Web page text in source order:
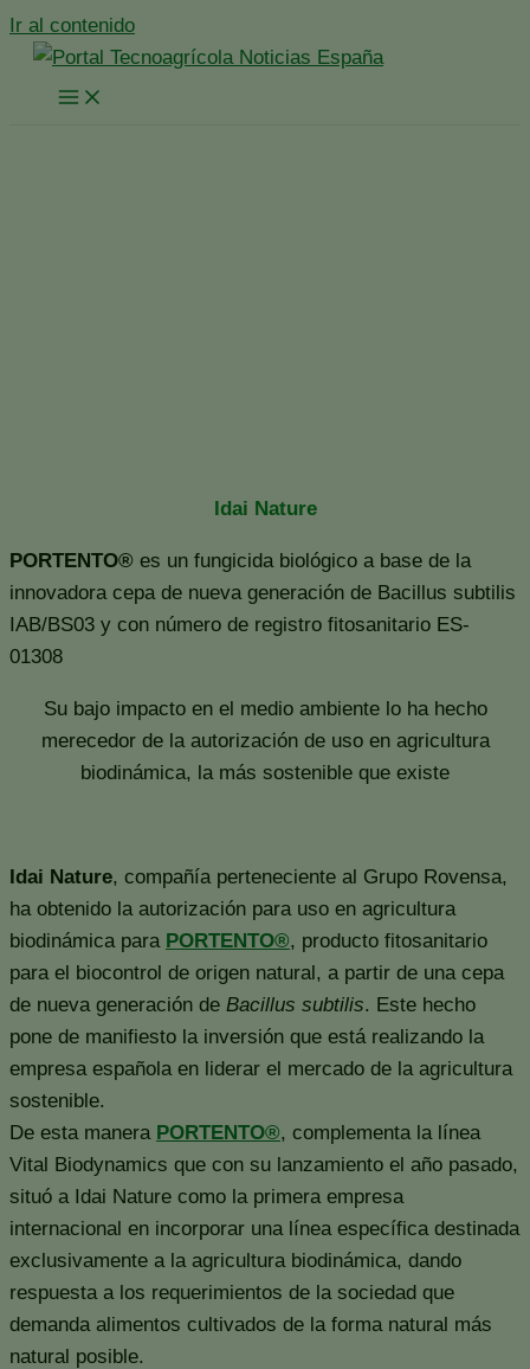
Ir al contenido
Idai Nature
PORTENTO® es un fungicida biológico a base de la
innovadora cepa de nueva generación de Bacillus subtilis
IAB/BS03 y con número de registro fitosanitario ES-
01308
Su bajo impacto en el medio ambiente lo ha hecho
merecedor de la autorización de uso en agricultura
biodinámica, la más sostenible que existe
Idai Nature, compañía perteneciente al Grupo Rovensa,
ha obtenido la autorización para uso en agricultura
biodinámica para PORTENTO®, producto fitosanitario
para el biocontrol de origen natural, a partir de una cepa
de nueva generación de Bacillus subtilis. Este hecho
pone de manifiesto la inversión que está realizando la
empresa española en liderar el mercado de la agricultura
sostenible.
De esta manera PORTENTO®, complementa la línea
Vital Biodynamics que con su lanzamiento el año pasado,
situó a Idai Nature como la primera empresa
internacional en incorporar una línea específica destinada
exclusivamente a la agricultura biodinámica, dando
respuesta a los requerimientos de la sociedad que
demanda alimentos cultivados de la forma natural más
natural posible.